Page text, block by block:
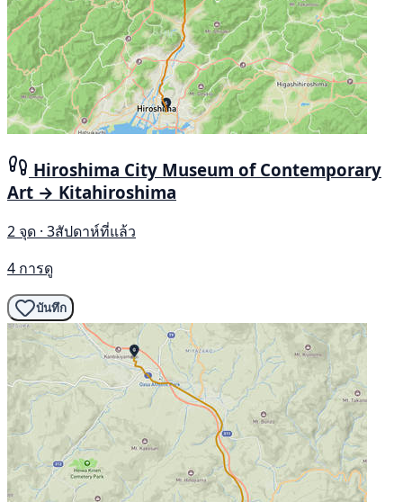
Hiroshima City Museum of Contemporary
Art → Kitahiroshima
2 จุด · 3สัปดาห์ที่แล้ว
4 การดู
บันทึก